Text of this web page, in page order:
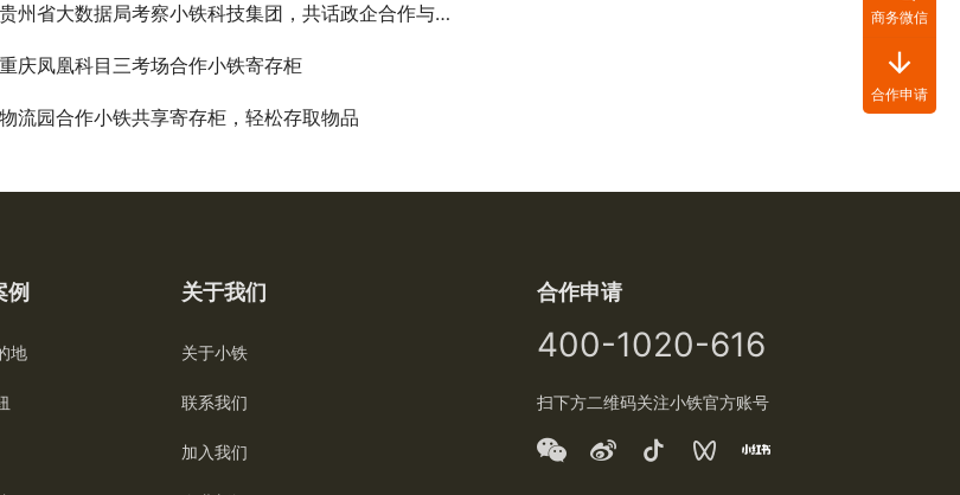
贵州省大数据局考察小铁科技集团，共话政企合作与产业智能化新篇
重庆凤凰科目三考场合作小铁寄存柜
物流园合作小铁共享寄存柜，轻松存取物品
例
地
关于我们
关于小铁
联系我们
加入我们
合作申请
400-1020-616
扫下方二维码关注小铁官方账号
商务微信
arrow_downward
合作申请